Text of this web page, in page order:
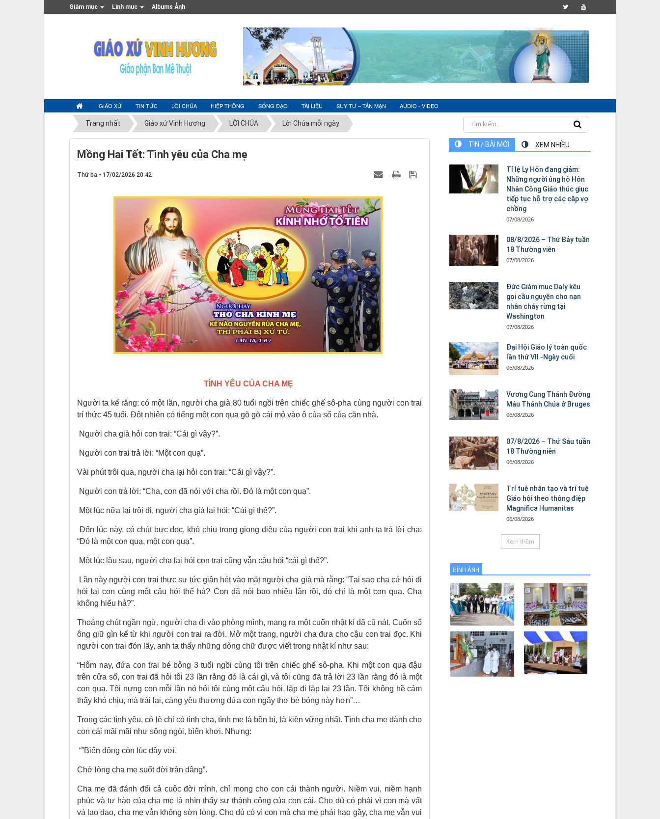
Giám mục Linh mục Albums Ảnh
GIÁO XỨ TIN TỨC LỜI CHÚA HIỆP THÔNG SỐNG ĐẠO TÀI LIỆU SUY TƯ – TẢN MẠN AUDIO - VIDEO
Trang nhất Giáo xứ Vinh Hương LỜI CHÚA Lời Chúa mỗi ngày
Mồng Hai Tết: Tình yêu của Cha mẹ
Thứ ba - 17/02/2026 20:42
TÌNH YÊU CỦA CHA MẸ
Người ta kể rằng: có một lần, người cha già 80 tuổi ngồi trên chiếc ghế sô-pha cùng người con trai
trí thức 45 tuổi. Đột nhiên có tiếng một con quạ gõ gõ cái mỏ vào ô của sổ của căn nhà.
Người cha già hỏi con trai: “Cái gì vậy?”.
Người con trai trả lời: “Một con quạ”.
Vài phút trôi qua, người cha lại hỏi con trai: “Cái gì vậy?”.
Người con trả lời: “Cha, con đã nói với cha rồi. Đó là một con quạ”.
Một lúc nữa lại trôi đi, người cha già lại hỏi: “Cái gì thế?”.
Đến lúc này, có chút bực dọc, khó chịu trong giọng điệu của người con trai khi anh ta trả lời cha:
“Đó là một con quạ, một con quạ”.
Một lúc lâu sau, người cha lại hỏi con trai cũng vẫn câu hỏi “cái gì thế?”.
Lần này người con trai thực sự tức giận hét vào mặt người cha già mà rằng: “Tại sao cha cứ hỏi đi
hỏi lại con cùng một câu hỏi thế hả? Con đã nói bao nhiêu lần rồi, đó chỉ là một con quạ. Cha
không hiểu hả?”.
Thoáng chút ngần ngừ, người cha đi vào phòng mình, mang ra một cuốn nhật kí đã cũ nát. Cuốn sổ
ông giữ gìn kể từ khi người con trai ra đời. Mở một trang, người cha đưa cho cậu con trai đọc. Khi
người con trai đón lấy, anh ta thấy những dòng chữ được viết trong nhật kí như sau:
“Hôm nay, đứa con trai bé bỏng 3 tuổi ngồi cùng tôi trên chiếc ghế sô-pha. Khi một con quạ đậu
trên cửa sổ, con trai đã hỏi tôi 23 lần rằng đó là cái gì, và tôi cũng đã trả lời 23 lần rằng đó là một
con quạ. Tôi nựng con mỗi lần nó hỏi tôi cùng một câu hỏi, lặp đi lặp lại 23 lần. Tôi không hề cảm
thấy khó chịu, mà trái lại, càng yêu thương đứa con ngây thơ bé bỏng này hơn”…
Trong các tình yêu, có lẽ chỉ có tình cha, tình mẹ là bền bỉ, là kiên vững nhất. Tình cha mẹ dành cho
con cái mãi mãi như sông ngòi, biển khơi. Nhưng:
“”Biển đông còn lúc đầy vơi,
Chớ lòng cha mẹ suốt đời tràn dâng”.
Cha mẹ đã đánh đổi cả cuộc đời mình, chỉ mong cho con cái thành người. Niềm vui, niềm hạnh
phúc và tự hào của cha mẹ là nhìn thấy sự thành công của con cái. Cho dù có phải vì con mà vất
vả lao đao, cha mẹ vẫn không sờn lòng. Cho dù có vì con mà cha mẹ phải hao gầy, cha mẹ vẫn vui
TIN / BÀI MỚI XEM NHIỀU
Tỉ lệ Ly Hôn đang giảm:
Những người ủng hộ Hôn
Nhân Công Giáo thúc giục
tiếp tục hỗ trợ các cặp vợ
chồng
07/08/2026
08/8/2026 – Thứ Bảy tuần
18 Thường viên
07/08/2026
Đức Giám mục Daly kêu
gọi cầu nguyện cho nạn
nhân cháy rừng tại
Washington
07/08/2026
Đại Hội Giáo lý toàn quốc
lần thứ VII -Ngày cuối
06/08/2026
Vương Cung Thánh Ðường
Máu Thánh Chúa ở Bruges
06/08/2026
07/8/2026 – Thứ Sáu tuần
18 Thường niên
06/08/2026
Trí tuệ nhân tạo và trí tuệ
Giáo hội theo thông điệp
Magnifica Humanitas
06/08/2026
Xem thêm
HÌNH ẢNH